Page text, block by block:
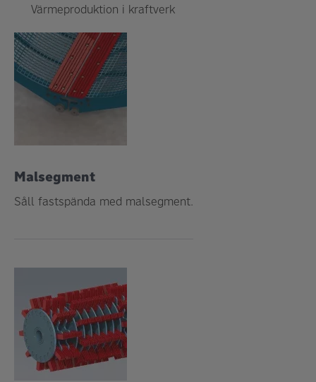
Värmeproduktion i kraftverk
Malsegment
Såll fastspända med malsegment.